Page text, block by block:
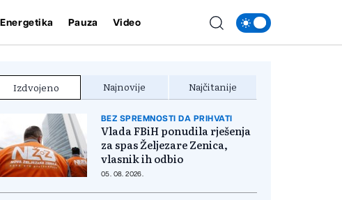
Energetika Pauza Video
Izdvojeno Najnovije Najčitanije
BEZ SPREMNOSTI DA PRIHVATI
Vlada FBiH ponudila rješenja
za spas Željezare Zenica,
vlasnik ih odbio
05. 08. 2026.